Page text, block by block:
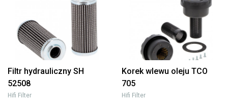
Filtr hydrauliczny SH
52508
Hifi Filter
Korek wlewu oleju TCO
705
Hifi Filter